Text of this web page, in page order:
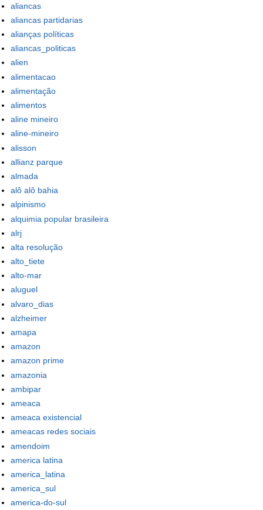
aliancas
aliancas partidarias
alianças políticas
aliancas_politicas
alien
alimentacao
alimentação
alimentos
aline mineiro
aline-mineiro
alisson
allianz parque
almada
alô alô bahia
alpinismo
alquimia popular brasileira
alrj
alta resolução
alto_tiete
alto-mar
aluguel
alvaro_dias
alzheimer
amapa
amazon
amazon prime
amazonia
ambipar
ameaca
ameaca existencial
ameacas redes sociais
amendoim
america latina
america_latina
america_sul
america-do-sul